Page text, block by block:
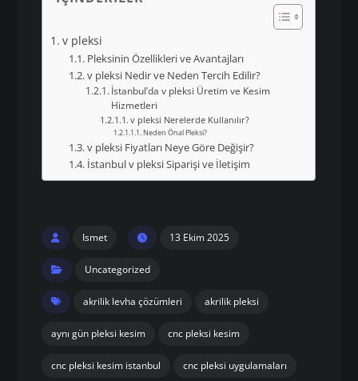
v pleksi
Pleksinin Özellikleri ve Avantajları
v pleksi Nedir ve Neden Tercih Edilir?
İstanbul’da v pleksi Üretim ve Kesim
Hizmetleri
v pleksi Nerelerde Kullanılır?
Neden Önal Pleksi?
v pleksi Fiyatları Neye Göre Değişir?
İstanbul v pleksi Siparişi ve İletişim
Ismet 13 Ekim 2025
Uncategorized
akrilik levha çözümleri akrilik pleksi
aynı gün pleksi kesim cnc pleksi kesim
cnc pleksi kesim istanbul cnc pleksi uygulamaları